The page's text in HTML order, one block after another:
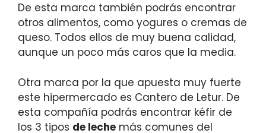
De esta marca también podrás encontrar
otros alimentos, como yogures o cremas de
queso. Todos ellos de muy buena calidad,
aunque un poco más caros que la media.
Otra marca por la que apuesta muy fuerte
este hipermercado es Cantero de Letur. De
esta compañía podrás encontrar kéfir de
los 3 tipos de leche más comunes del